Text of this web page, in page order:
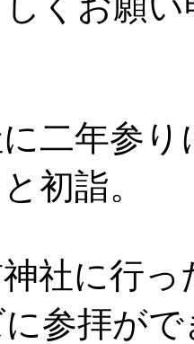
二年参
初詣。
社に行
に参拝が